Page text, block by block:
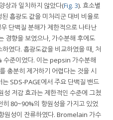
상과 일치하지 않았다(Fig. 3). 효소별
흡광도 값을 미처리군 대비 비율로
단백질 분해가 제한적으로 나타난
경향을 보였으나, 가수분해 후에도
였다. 흡광도값을 비교하였을 때, 처
수준이었다. 이는 pepsin 가수분해
충분히 제거하기 어렵다는 것을 시
SDS-PAGE에서 주요 단백질 밴드
성 저감 효과는 제한적인 수준에 그쳤
80~90%의 항원성을 가지고 있었
원성이 잔류하였다. Bromelain 가수